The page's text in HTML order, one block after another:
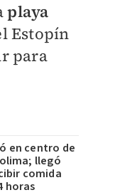
playa
Estopín
para
en centro de
llegó
comida
horas